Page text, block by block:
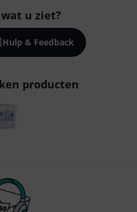
u ziet?
Hulp & Feedback
producten